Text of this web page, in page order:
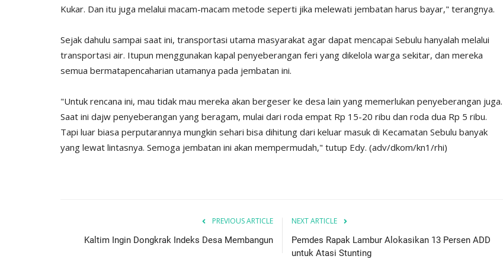
Kukar. Dan itu juga melalui macam-macam metode seperti jika melewati jembatan harus bayar," terangnya.
Sejak dahulu sampai saat ini, transportasi utama masyarakat agar dapat mencapai Sebulu hanyalah melalui
transportasi air. Itupun menggunakan kapal penyeberangan feri yang dikelola warga sekitar, dan mereka
semua bermatapencaharian utamanya pada jembatan ini.
"Untuk rencana ini, mau tidak mau mereka akan bergeser ke desa lain yang memerlukan penyeberangan juga.
Saat ini dajw penyeberangan yang beragam, mulai dari roda empat Rp 15-20 ribu dan roda dua Rp 5 ribu.
Tapi luar biasa perputarannya mungkin sehari bisa dihitung dari keluar masuk di Kecamatan Sebulu banyak
yang lewat lintasnya. Semoga jembatan ini akan mempermudah," tutup Edy. (adv/dkom/kn1/rhi)
PREVIOUS ARTICLE
Kaltim Ingin Dongkrak Indeks Desa Membangun
NEXT ARTICLE
Pemdes Rapak Lambur Alokasikan 13 Persen ADD
untuk Atasi Stunting
Diskominfo Kutai Kartanegara
Kecamatan Sosialisasikan
Pencegahan...
Mahyunadi: Agar Semakin...
adminKN Dec 5, 2025 0 323